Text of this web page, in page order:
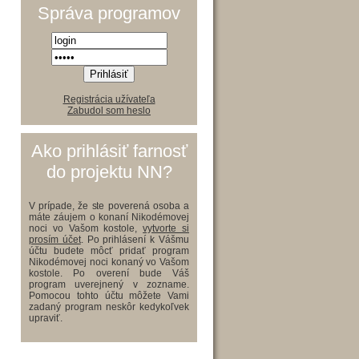
Správa programov
Registrácia užívateľa
Zabudol som heslo
Ako prihlásiť farnosť
do projektu NN?
V prípade, že ste poverená osoba a
máte záujem o konaní Nikodémovej
noci vo Vašom kostole,vytvorte si
prosím účet. Po prihlásení k Vášmu
účtu budete môcť pridať program
Nikodémovej noci konaný vo Vašom
kostole. Po overení bude Váš
program uverejnený v zozname.
Pomocou tohto účtu môžete Vami
zadaný program neskôr kedykoľvek
upraviť.